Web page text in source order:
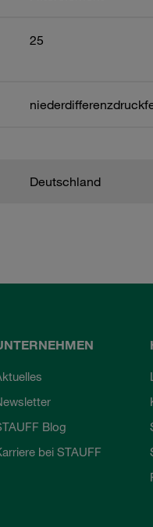
25
Deutschland
Blog
bei STAUFF